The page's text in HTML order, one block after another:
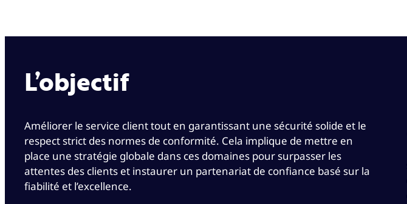
L’objectif
Améliorer le service client tout en garantissant une sécurité solide et le
respect strict des normes de conformité. Cela implique de mettre en
place une stratégie globale dans ces domaines pour surpasser les
attentes des clients et instaurer un partenariat de confiance basé sur la
fiabilité et l’excellence.